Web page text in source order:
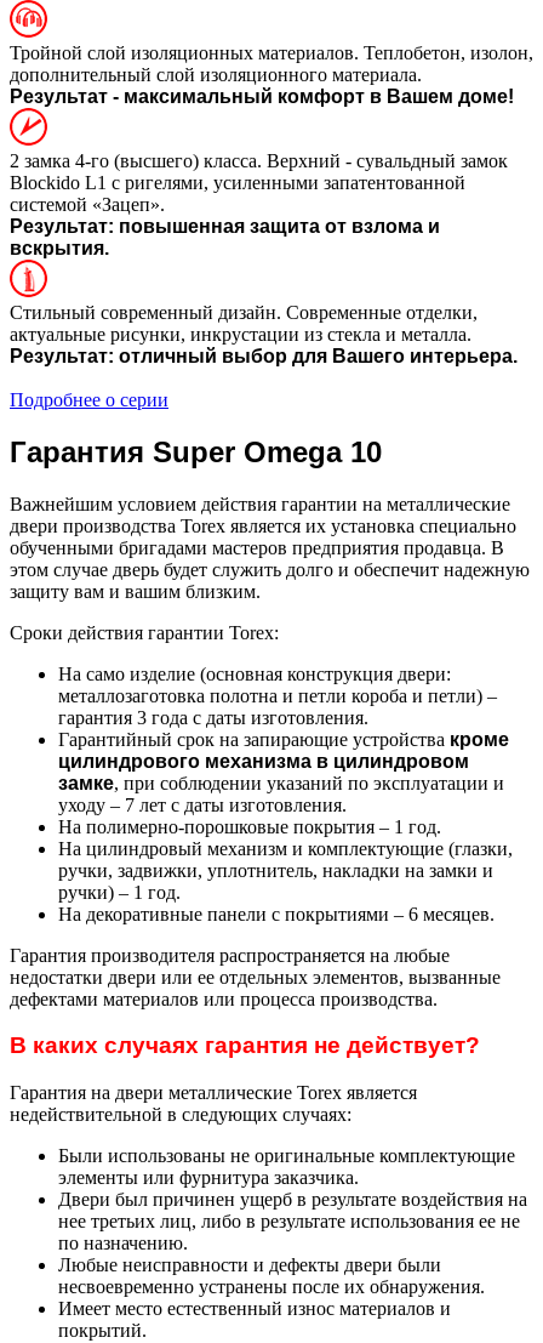
Тройной слой изоляционных материалов. Теплобетон, изолон,
дополнительный слой изоляционного материала.
Результат - максимальный комфорт в Вашем доме!
2 замка 4-го (высшего) класса. Верхний - сувальдный замок
Blockido L1 с ригелями, усиленными запатентованной
системой «Зацеп».
Результат: повышенная защита от взлома и
вскрытия.
Стильный современный дизайн. Современные отделки,
актуальные рисунки, инкрустации из стекла и металла.
Результат: отличный выбор для Вашего интерьера.
Подробнее о серии
Гарантия Super Omega 10
Важнейшим условием действия гарантии на металлические
двери производства Torex является их установка специально
обученными бригадами мастеров предприятия продавца. В
этом случае дверь будет служить долго и обеспечит надежную
защиту вам и вашим близким.
Сроки действия гарантии Torex:
На само изделие (основная конструкция двери:
металлозаготовка полотна и петли короба и петли) –
гарантия 3 года с даты изготовления.
Гарантийный срок на запирающие устройства кроме
цилиндрового механизма в цилиндровом
замке, при соблюдении указаний по эксплуатации и
уходу – 7 лет с даты изготовления.
На полимерно-порошковые покрытия – 1 год.
На цилиндровый механизм и комплектующие (глазки,
ручки, задвижки, уплотнитель, накладки на замки и
ручки) – 1 год.
На декоративные панели с покрытиями – 6 месяцев.
Гарантия производителя распространяется на любые
недостатки двери или ее отдельных элементов, вызванные
дефектами материалов или процесса производства.
В каких случаях гарантия не действует?
Гарантия на двери металлические Torex является
недействительной в следующих случаях:
Были использованы не оригинальные комплектующие
элементы или фурнитура заказчика.
Двери был причинен ущерб в результате воздействия на
нее третьих лиц, либо в результате использования ее не
по назначению.
Любые неисправности и дефекты двери были
несвоевременно устранены после их обнаружения.
Имеет место естественный износ материалов и
покрытий.